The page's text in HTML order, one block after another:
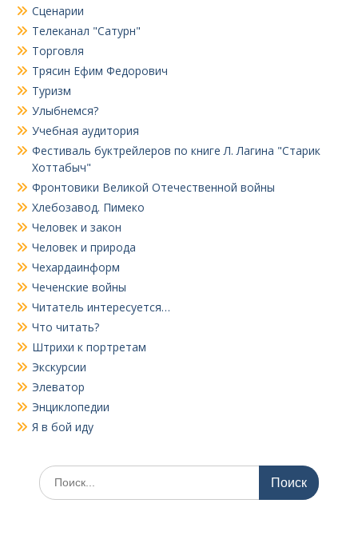
Сценарии
Телеканал "Сатурн"
Торговля
Трясин Ефим Федорович
Туризм
Улыбнемся?
Учебная аудитория
Фестиваль буктрейлеров по книге Л. Лагина "Старик
Хоттабыч"
Фронтовики Великой Отечественной войны
Хлебозавод. Пимеко
Человек и закон
Человек и природа
Чехардаинформ
Чеченские войны
Читатель интересуется…
Что читать?
Штрихи к портретам
Экскурсии
Элеватор
Энциклопедии
Я в бой иду
Поиск
по: